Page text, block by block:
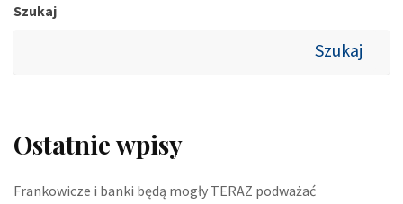
Szukaj
Szukaj
Ostatnie wpisy
Frankowicze i banki będą mogły TERAZ podważać